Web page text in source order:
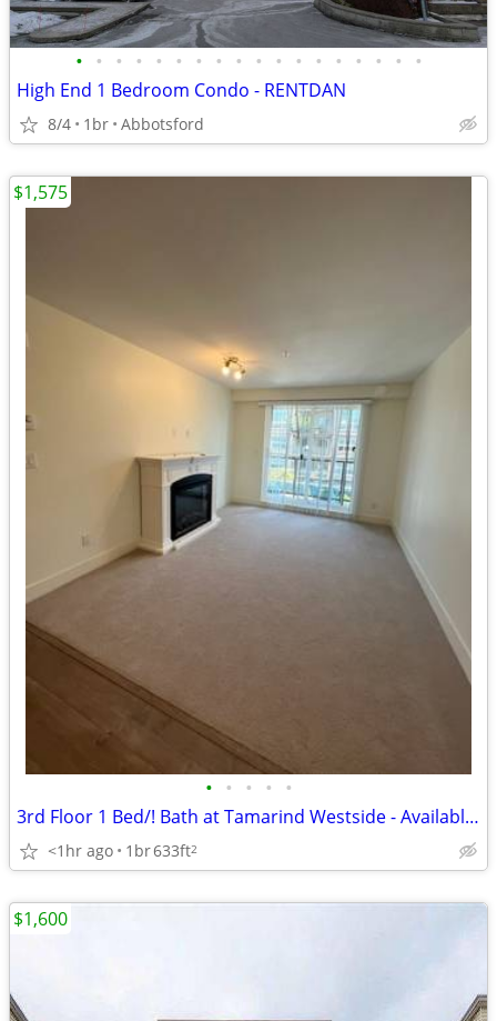
• • • • • • • • • • • • • • • • • •
High End 1 Bedroom Condo - RENTDAN
8/4 1br Abbotsford
• • • • •
3rd Floor 1 Bed/! Bath at Tamarind Westside - Available Aug1st
<1hr ago 1br633ft2
$1,575
$1,600